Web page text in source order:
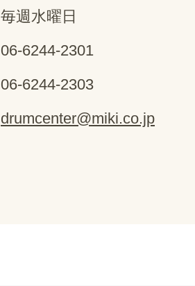
毎週水曜日
06-6244-2301
06-6244-2303
drumcenter@miki.co.jp